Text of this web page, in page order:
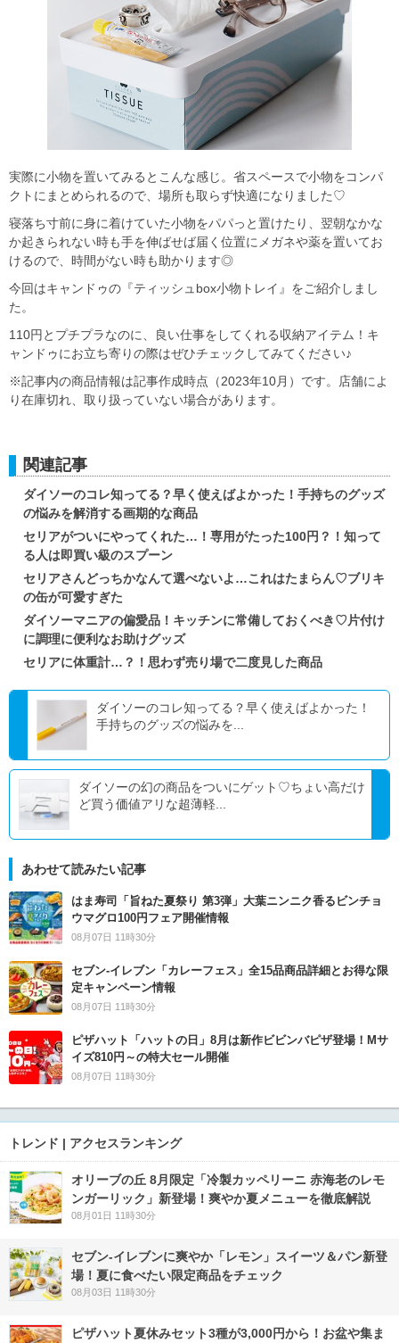
実際に小物を置いてみるとこんな感じ。省スペースで小物をコンパ
クトにまとめられるので、場所も取らず快適になりました♡
寝落ち寸前に身に着けていた小物をパパっと置けたり、翌朝なかな
か起きられない時も手を伸ばせば届く位置にメガネや薬を置いてお
けるので、時間がない時も助かります◎
今回はキャンドゥの『ティッシュbox小物トレイ』をご紹介しまし
た。
110円とプチプラなのに、良い仕事をしてくれる収納アイテム！キ
ャンドゥにお立ち寄りの際はぜひチェックしてみてください♪
※記事内の商品情報は記事作成時点（2023年10月）です。店舗によ
り在庫切れ、取り扱っていない場合があります。
関連記事
ダイソーのコレ知ってる？早く使えばよかった！手持ちのグッズ
の悩みを解消する画期的な商品
セリアがついにやってくれた…！専用がたった100円？！知って
る人は即買い級のスプーン
セリアさんどっちかなんて選べないよ…これはたまらん♡ブリキ
の缶が可愛すぎた
ダイソーマニアの偏愛品！キッチンに常備しておくべき♡片付け
に調理に便利なお助けグッズ
セリアに体重計…？！思わず売り場で二度見した商品
ダイソーのコレ知ってる？早く使えばよかった！
手持ちのグッズの悩みを...
ダイソーの幻の商品をついにゲット♡ちょい高だけ
ど買う価値アリな超薄軽...
あわせて読みたい記事
はま寿司「旨ねた夏祭り 第3弾」大葉ニンニク香るビンチョ
ウマグロ100円フェア開催情報
08月07日 11時30分
セブン‐イレブン「カレーフェス」全15品商品詳細とお得な限
定キャンペーン情報
08月07日 11時30分
ピザハット「ハットの日」8月は新作ビビンバピザ登場！Mサ
イズ810円～の特大セール開催
08月07日 11時30分
トレンド | アクセスランキング
オリーブの丘 8月限定「冷製カッペリーニ 赤海老のレモ
ンガーリック」新登場！爽やか夏メニューを徹底解説
08月01日 11時30分
セブン‐イレブンに爽やか「レモン」スイーツ＆パン新登
場！夏に食べたい限定商品をチェック
08月03日 11時30分
ピザハット夏休みセット3種が3,000円から！お盆や集ま